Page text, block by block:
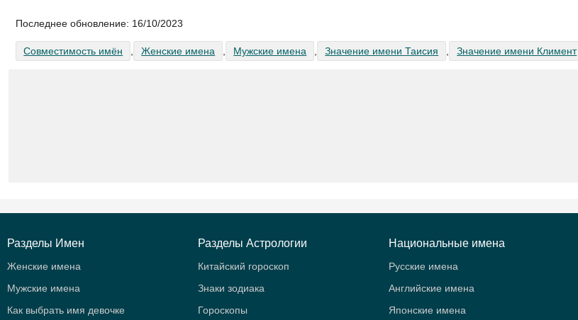
Последнее обновление: 16/10/2023
Совместимость имён Женские имена Мужские имена Значение имени Таисия Значение имени Климент
Разделы Имен
Женские имена
Мужские имена
Как выбрать имя девочке
Разделы Астрологии
Китайский гороскоп
Знаки зодиака
Гороскопы
Национальные имена
Русские имена
Английские имена
Японские имена